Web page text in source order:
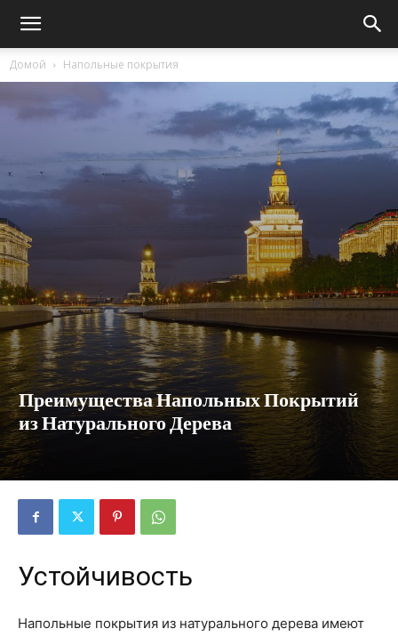
Домой Напольные покрытия
Преимущества Напольных Покрытий
из Натурального Дерева
Устойчивость
Напольные покрытия из натурального дерева имеют